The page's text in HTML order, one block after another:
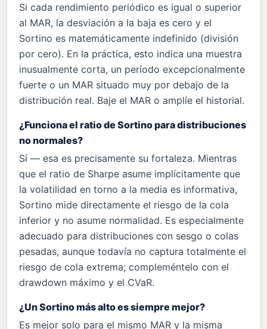
Si cada rendimiento periódico es igual o superior
al MAR, la desviación a la baja es cero y el
Sortino es matemáticamente indefinido (división
por cero). En la práctica, esto indica una muestra
inusualmente corta, un período excepcionalmente
fuerte o un MAR situado muy por debajo de la
distribución real. Baje el MAR o amplíe el historial.
¿Funciona el ratio de Sortino para distribuciones
no normales?
Sí — esa es precisamente su fortaleza. Mientras
que el ratio de Sharpe asume implícitamente que
la volatilidad en torno a la media es informativa,
Sortino mide directamente el riesgo de la cola
inferior y no asume normalidad. Es especialmente
adecuado para distribuciones con sesgo o colas
pesadas, aunque todavía no captura totalmente el
riesgo de cola extrema; compleméntelo con el
drawdown máximo y el CVaR.
¿Un Sortino más alto es siempre mejor?
Es mejor solo para el mismo MAR y la misma